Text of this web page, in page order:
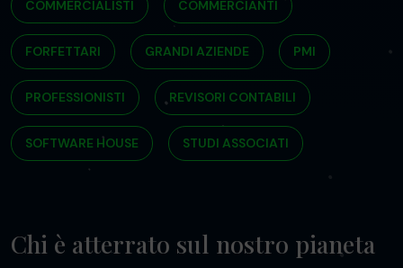
COMMERCIALISTI COMMERCIANTI
FORFETTARI GRANDI AZIENDE PMI
PROFESSIONISTI REVISORI CONTABILI
SOFTWARE HOUSE STUDI ASSOCIATI
Chi è atterrato sul nostro pianeta